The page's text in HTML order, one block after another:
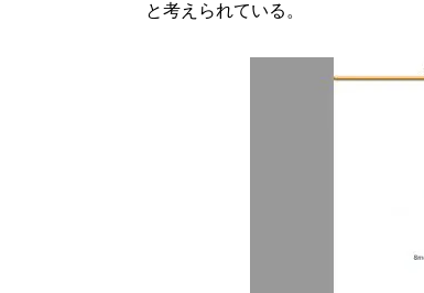
と考えられている。